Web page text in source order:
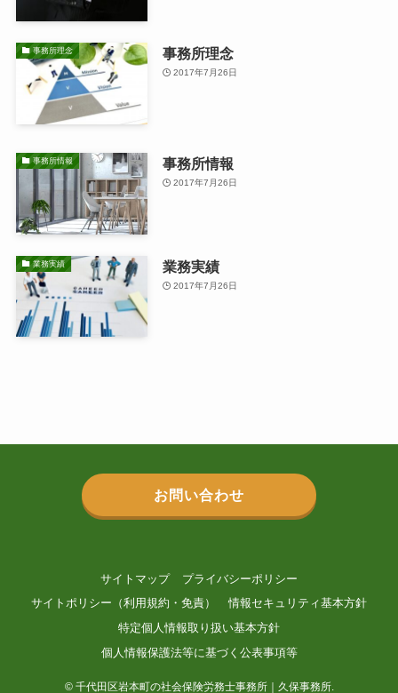
事務所理念 事務所理念
2017年7月26日
事務所情報 事務所情報
2017年7月26日
業務実績 業務実績
2017年7月26日
お問い合わせ
サイトマップ
プライバシーポリシー
サイトポリシー（利用規約・免責）
情報セキュリティ基本方針
特定個人情報取り扱い基本方針
個人情報保護法等に基づく公表事項等
©千代田区岩本町の社会保険労務士事務所｜久保事務所.